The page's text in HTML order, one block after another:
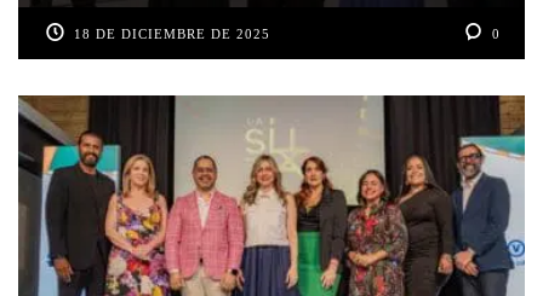
18 DE DICIEMBRE DE 2025 0